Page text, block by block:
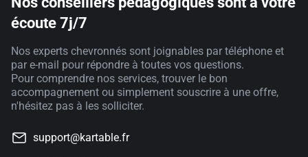
écoute 7j/7
Nos experts chevronnés sont joignables par téléphone et
par e-mail pour répondre à toutes vos questions.
Pour comprendre nos services, trouver le bon
accompagnement ou simplement souscrire à une offre,
n'hésitez pas à les solliciter.
support@kartable.fr